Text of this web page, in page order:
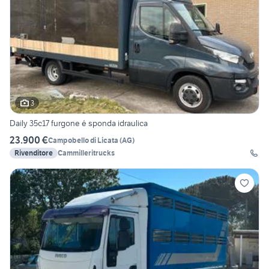
3
Daily 35c17 furgone é sponda idraulica
23.900 €Campobello di Licata (AG)
Rivenditore Cammilleritrucks